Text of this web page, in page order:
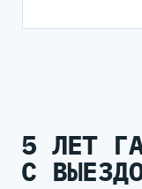
5 ЛЕТ
С